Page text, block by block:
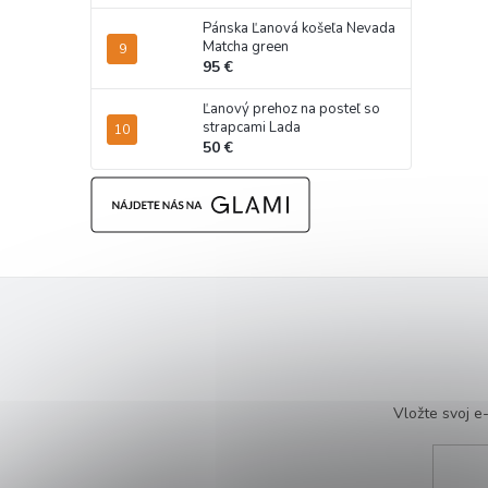
Pánska Ľanová košeľa Nevada
Matcha green
95 €
Ľanový prehoz na posteľ so
strapcami Lada
50 €
Vložte svoj